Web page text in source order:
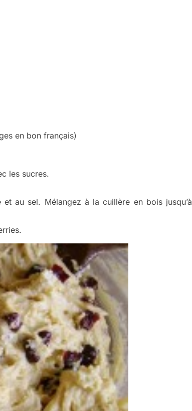
en bon français)
les sucres.
au sel. Mélangez à la cuillère en bois jusqu’à